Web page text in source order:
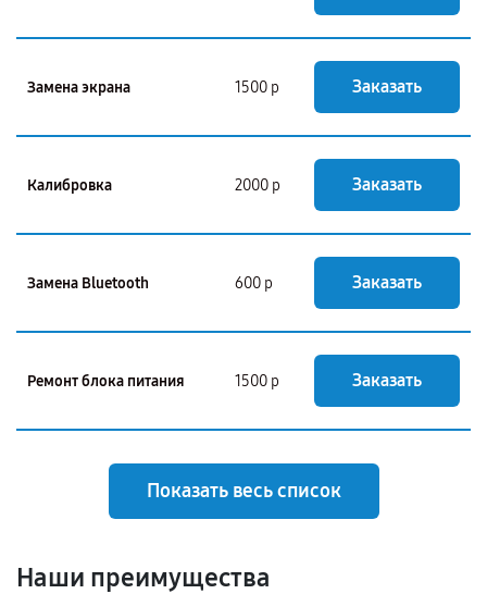
Замена экрана 1500 р Заказать
Калибровка 2000 р Заказать
Замена Bluetooth 600 р Заказать
Ремонт блока питания 1500 р Заказать
Показать весь список
Наши преимущества